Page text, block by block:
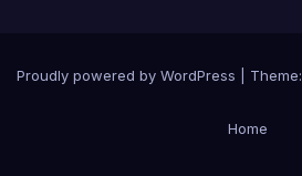
Proudly powered by WordPress Theme:
Home